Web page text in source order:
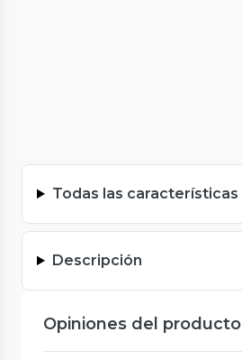
Todas las características
Descripción
Opiniones del producto